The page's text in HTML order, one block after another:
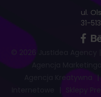
© 2026 JustIdea Agency
Agencja Kreatywna
Sklepy
ul.
31-